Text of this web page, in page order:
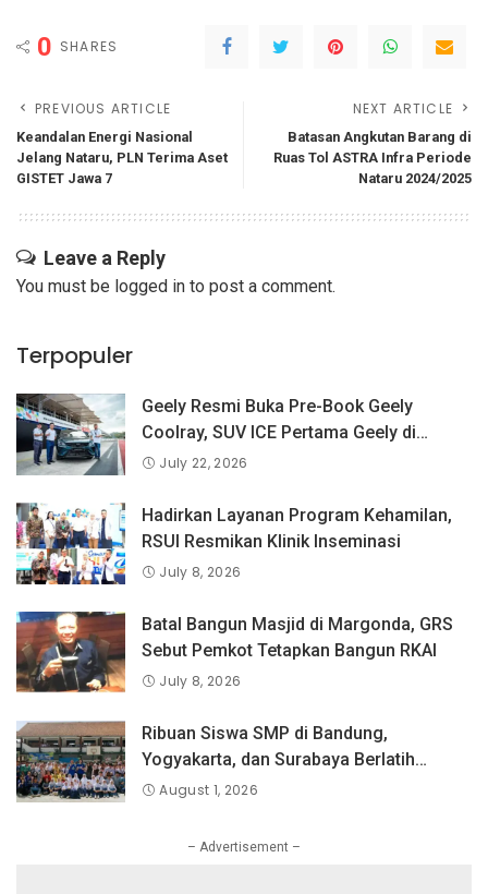
0 SHARES
PREVIOUS ARTICLE
Keandalan Energi Nasional
Jelang Nataru, PLN Terima Aset
GISTET Jawa 7
NEXT ARTICLE
Batasan Angkutan Barang di
Ruas Tol ASTRA Infra Periode
Nataru 2024/2025
Leave a Reply
You must be logged in to post a comment.
Terpopuler
Geely Resmi Buka Pre-Book Geely
Coolray, SUV ICE Pertama Geely di
Indonesia yang Dipercaya Lebih dari 1,3
July 22, 2026
Hadirkan Layanan Program Kehamilan,
RSUI Resmikan Klinik Inseminasi
July 8, 2026
Batal Bangun Masjid di Margonda, GRS
Sebut Pemkot Tetapkan Bangun RKAI
July 8, 2026
Ribuan Siswa SMP di Bandung,
Yogyakarta, dan Surabaya Berlatih
Langsung Bersama Atlet Voli Nasional di
Nation 2026.
August 1, 2026
– Advertisement –